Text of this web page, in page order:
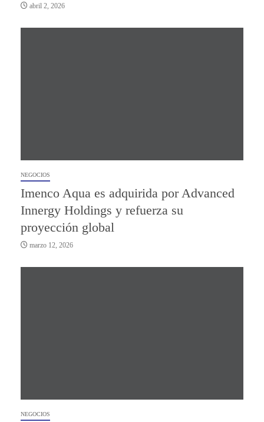
abril 2, 2026
NEGOCIOS
Imenco Aqua es adquirida por Advanced
Innergy Holdings y refuerza su
proyección global
marzo 12, 2026
NEGOCIOS